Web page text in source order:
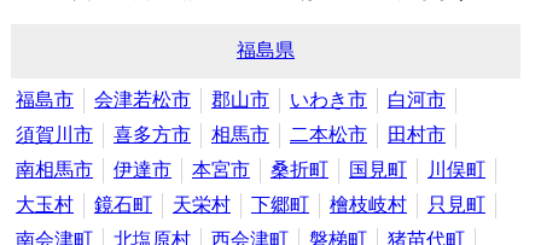
福島県
福島市 会津若松市 郡山市 いわき市
白河市
須賀川市
喜多方市 相馬市 二本松市
田村市
南相馬市
伊達市 本宮市 桑折町 国見町
川俣町
大玉村
鏡石町 天栄村 下郷町 檜枝岐村
只見町
南会津町
北塩原村 西会津町 磐梯町
猪苗代町